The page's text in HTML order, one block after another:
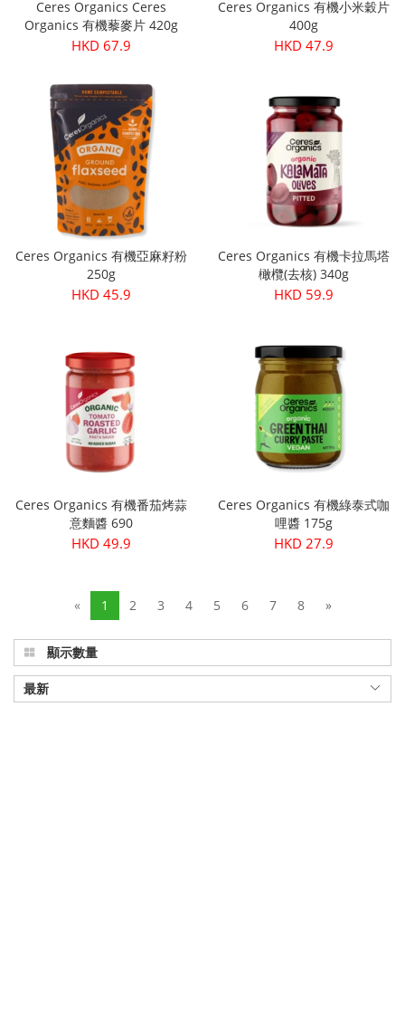
Ceres Organics Ceres
Organics 有機藜麥片 420g
HKD 67.9
Ceres Organics 有機小米穀片
400g
HKD 47.9
Ceres Organics 有機亞麻籽粉
250g
HKD 45.9
Ceres Organics 有機卡拉馬塔
橄欖(去核) 340g
HKD 59.9
Ceres Organics 有機番茄烤蒜
意麵醬 690
HKD 49.9
Ceres Organics 有機綠泰式咖
哩醬 175g
HKD 27.9
« 1 2 3 4 5 6 7 8 »
顯示數量
最新